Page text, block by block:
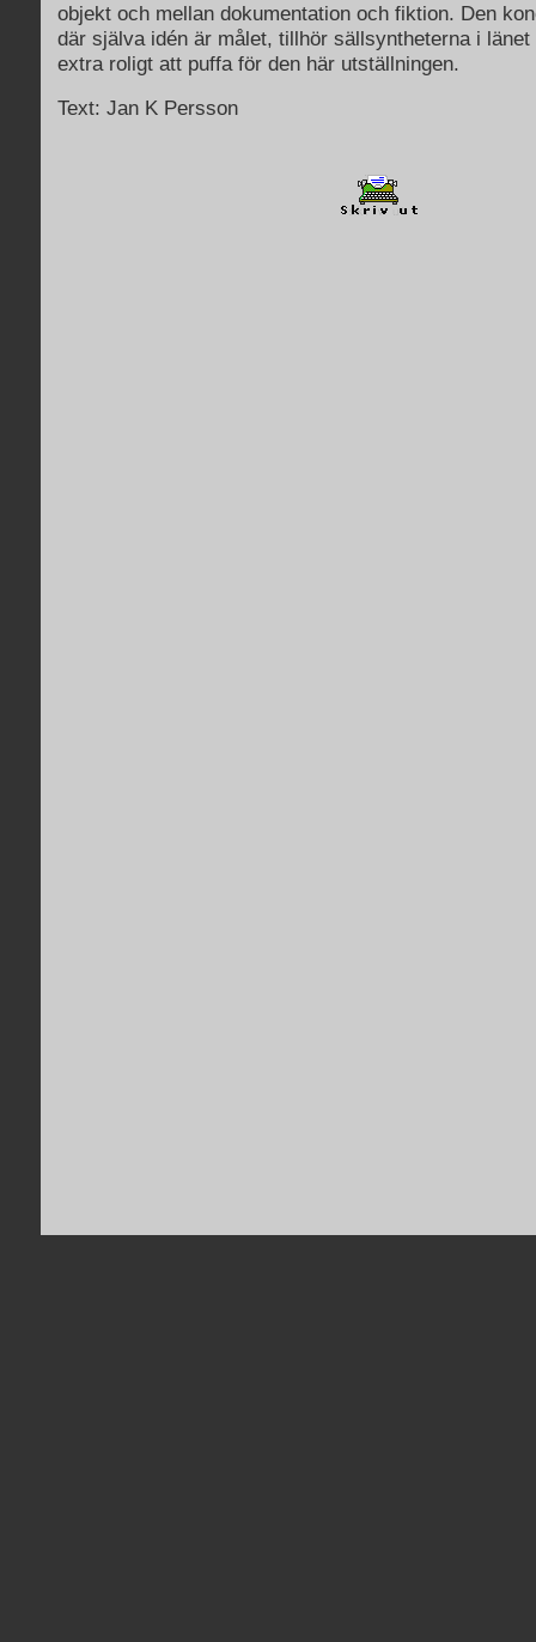
objekt och mellan dokumentation och fiktion. Den
där själva idén är målet, tillhör sällsyntheterna i
extra roligt att puffa för den här utställningen.
Text: Jan K Persson